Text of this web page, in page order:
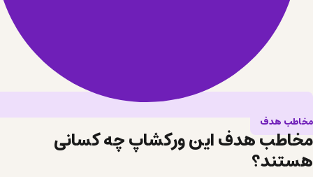
مخاطب هدف
مخاطب هدف این ورکشاپ چه کسانی
هستند؟